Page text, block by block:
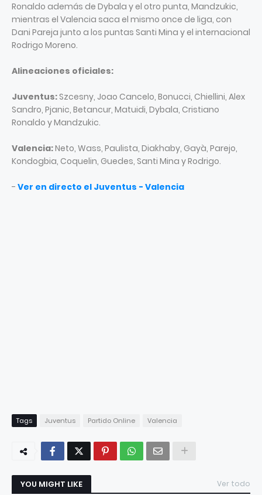
Ronaldo además de Dybala y el otro punta, Mandzukic,
mientras el Valencia saca el mismo once de liga, con
Dani Pareja junto a los puntas Santi Mina y el internacional
Rodrigo Moreno.
Alineaciones oficiales:
Juventus:Szcesny, Joao Cancelo, Bonucci, Chiellini, Alex
Sandro, Pjanic, Betancur, Matuidi, Dybala, Cristiano
Ronaldo y Mandzukic.
Valencia:Neto, Wass, Paulista, Diakhaby, Gayà, Parejo,
Kondogbia, Coquelin, Guedes, Santi Mina y Rodrigo.
- Ver en directo el Juventus - Valencia
Tags Juventus Partido Online Valencia
YOU MIGHT LIKE Ver todo